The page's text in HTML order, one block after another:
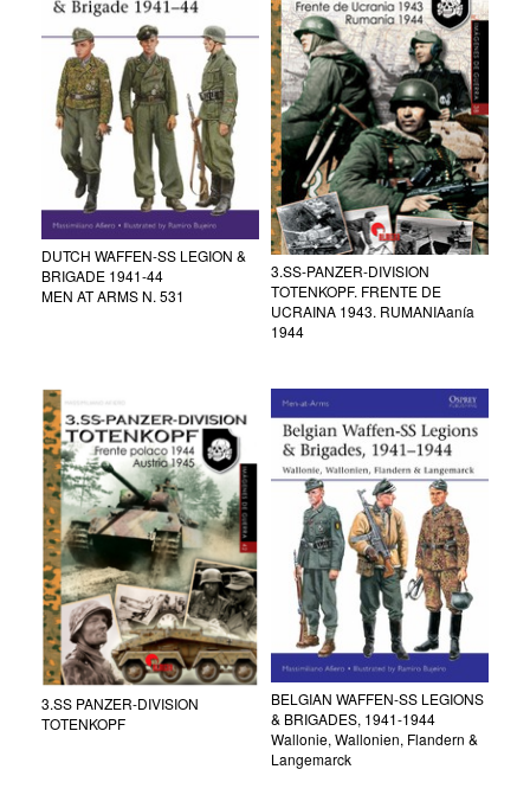
DUTCH WAFFEN-SS LEGION &
BRIGADE 1941-44
MEN AT ARMS N. 531
3.SS-PANZER-DIVISION
TOTENKOPF. FRENTE DE
UCRAINA 1943. RUMANIAanía
1944
3.SS PANZER-DIVISION
TOTENKOPF
BELGIAN WAFFEN-SS LEGIONS
& BRIGADES, 1941-1944
Wallonie, Wallonien, Flandern &
Langemarck